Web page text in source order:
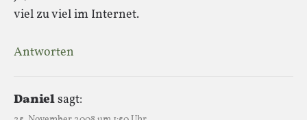
viel zu viel im Internet.
Antworten
Danielsagt: